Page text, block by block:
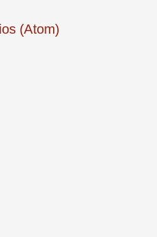
(Atom)